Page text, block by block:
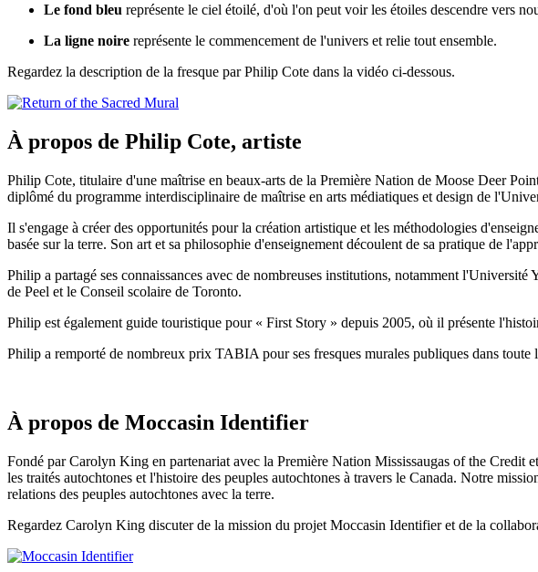
Le fond bleu représente le ciel étoilé, d'où l'on peut voir les étoiles descendre vers
La ligne noire représente le commencement de l'univers et relie tout ensemble.
Regardez la description de la fresque par Philip Cote dans la vidéo ci-dessous.
À propos de Philip Cote, artiste
Philip Cote, titulaire d'une maîtrise en beaux-arts de la Première Nation de Moose Deer
diplômé du programme interdisciplinaire de maîtrise en arts médiatiques et design de
Il s'engage à créer des opportunités pour la création artistique et les méthodologies
basée sur la terre. Son art et sa philosophie d'enseignement découlent de sa pratique de
Philip a partagé ses connaissances avec de nombreuses institutions, notamment
de Peel et le Conseil scolaire de Toronto.
Philip est également guide touristique pour « First Story » depuis 2005, où il présente
Philip a remporté de nombreux prix TABIA pour ses fresques murales publiques dans toute
À propos de Moccasin Identifier
Fondé par Carolyn King en partenariat avec la Première Nation Mississaugas of the
les traités autochtones et l'histoire des peuples autochtones à travers le Canada. Notre
relations des peuples autochtones avec la terre.
Regardez Carolyn King discuter de la mission du projet Moccasin Identifier et de la